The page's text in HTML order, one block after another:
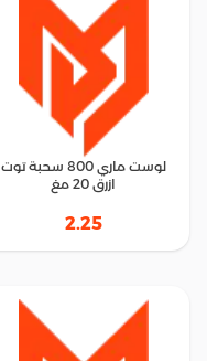
لوست ماري 800 سحبة توت
ازرق 20 مغ
2.25